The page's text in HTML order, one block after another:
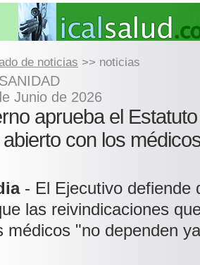
de noticias >> noticias
Junio de 2026
aprueba el
con los
- El Ejecutivo defiende
las reivindicaciones
médicos "no dependen